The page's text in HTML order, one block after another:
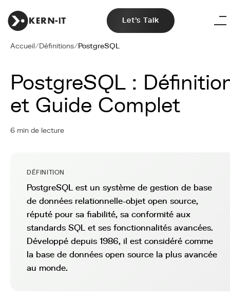
Let's Talk
Accueil/Définitions/PostgreSQL
PostgreSQL :
et Guide Complet
6 min de lecture
DÉFINITION
PostgreSQL est un système de gestion de base
de données relationnelle-objet open source,
réputé pour sa fiabilité, sa conformité aux
standards SQL et ses fonctionnalités avancées.
Développé depuis 1986, il est considéré comme
la base de données open source la plus avancée
au monde.